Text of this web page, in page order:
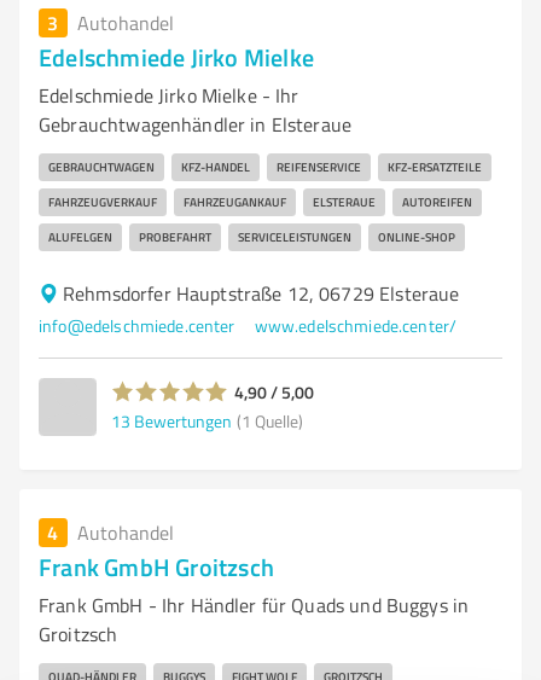
3 Autohandel
Edelschmiede Jirko Mielke
Edelschmiede Jirko Mielke - Ihr
Gebrauchtwagenhändler in Elsteraue
GEBRAUCHTWAGEN KFZ-HANDEL REIFENSERVICE KFZ-ERSATZTEILE
FAHRZEUGVERKAUF FAHRZEUGANKAUF ELSTERAUE AUTOREIFEN
ALUFELGEN PROBEFAHRT SERVICELEISTUNGEN ONLINE-SHOP
Rehmsdorfer Hauptstraße 12, 06729 Elsteraue
info@edelschmiede.center www.edelschmiede.center/
4,90 / 5,00
13 Bewertungen (1 Quelle)
4 Autohandel
Frank GmbH Groitzsch
Frank GmbH - Ihr Händler für Quads und Buggys in
Groitzsch
QUAD-HÄNDLER BUGGYS FIGHT WOLF GROITZSCH